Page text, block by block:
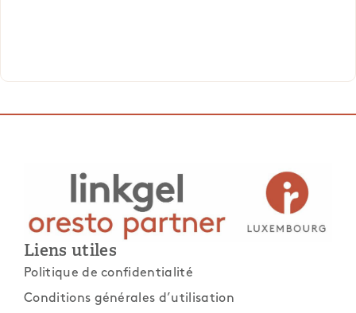
Liens utiles
Politique de confidentialité
Conditions générales d’utilisation